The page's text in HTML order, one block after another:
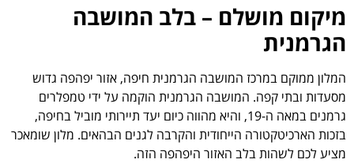
מיקום מושלם – בלב המושבה
הגרמנית
המלון ממוקם במרכז המושבה הגרמנית חיפה, אזור יפהפה גדוש
מסעדות ובתי קפה. המושבה הגרמנית הוקמה על ידי טמפלרים
גרמנים במאה ה-19, והיא מהווה כיום יעד תיירותי מוביל בחיפה,
בזכות הארכיטקטורה הייחודית והקרבה לגנים הבהאים. מלון שומאכר
מציע לכם לשהות בלב האזור היפהפה הזה.